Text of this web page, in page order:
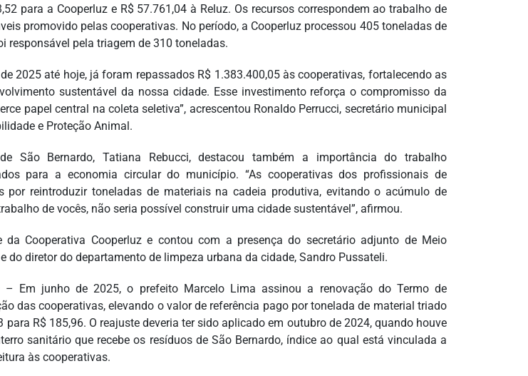
para a Cooperluz e R$ 57.761,04 à Reluz. Os recursos correspondem ao trabalho de
promovido pelas cooperativas. No período, a Cooperluz processou 405 toneladas de
responsável pela triagem de 310 toneladas.
2025 até hoje, já foram repassados R$ 1.383.400,05 às cooperativas, fortalecendo as
sustentável da nossa cidade. Esse investimento reforça o compromisso da
papel central na coleta seletiva”, acrescentou Ronaldo Perrucci, secretário municipal
e Proteção Animal.
São Bernardo, Tatiana Rebucci, destacou também a importância do trabalho
para a economia circular do município. “As cooperativas dos profissionais de
por reintroduzir toneladas de materiais na cadeia produtiva, evitando o acúmulo de
de vocês, não seria possível construir uma cidade sustentável”, afirmou.
da Cooperativa Cooperluz e contou com a presença do secretário adjunto de Meio
do diretor do departamento de limpeza urbana da cidade, Sandro Pussateli.
– Em junho de 2025, o prefeito Marcelo Lima assinou a renovação do Termo de
das cooperativas, elevando o valor de referência pago por tonelada de material triado
para R$ 185,96. O reajuste deveria ter sido aplicado em outubro de 2024, quando houve
sanitário que recebe os resíduos de São Bernardo, índice ao qual está vinculada a
às cooperativas.